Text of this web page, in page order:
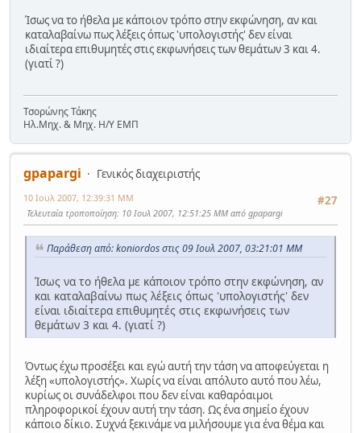
Ίσως να το ήθελα με κάποιον τρόπο στην εκφώνηση, αν και
καταλαβαίνω πως λέξεις όπως 'υπολογιστής' δεν είναι
ιδιαίτερα επιθυμητές στις εκφωνήσεις των θεμάτων 3 και 4.
(γιατί ?)
Τσορώνης Τάκης
Ηλ.Μηχ. & Μηχ. Η/Υ ΕΜΠ
gpapargi
Γενικός διαχειριστής
#27
10 Ιουλ 2007, 12:39:31 ΜΜ
Τελευταία τροποποίηση: 10 Ιουλ 2007, 12:51:25 ΜΜ από gpapargi
Παράθεση από: koniordos στις 09 Ιουλ 2007, 03:21:01 ΜΜ
Ίσως να το ήθελα με κάποιον τρόπο στην εκφώνηση, αν
και καταλαβαίνω πως λέξεις όπως 'υπολογιστής' δεν
είναι ιδιαίτερα επιθυμητές στις εκφωνήσεις των
θεμάτων 3 και 4. (γιατί ?)
Όντως έχω προσέξει και εγώ αυτή την τάση να αποφεύγεται η
λέξη «υπολογιστής». Χωρίς να είναι απόλυτο αυτό που λέω,
κυρίως οι συνάδελφοι που δεν είναι καθαρόαιμοι
πληροφορικοί έχουν αυτή την τάση. Ως ένα σημείο έχουν
κάποιο δίκιο. Συχνά ξεκινάμε να μιλήσουμε για ένα θέμα και